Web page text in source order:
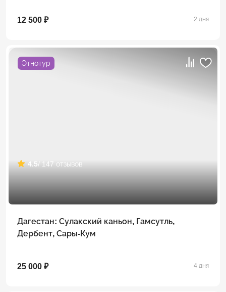
12 500 ₽ 2 дня
Этнотур
4.5/ 147 отзывов
Дагестан: Сулакский каньон, Гамсутль,
Дербент, Сары-Кум
25 000 ₽ 4 дня